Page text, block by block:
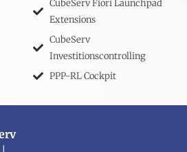
CubeServ Fiori Launchpad
Extensions
CubeServ
Investitionscontrolling
PPP-RL Cockpit